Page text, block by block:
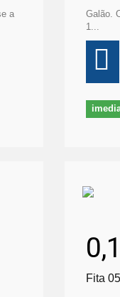
a
Galão.
1...
Fita 05